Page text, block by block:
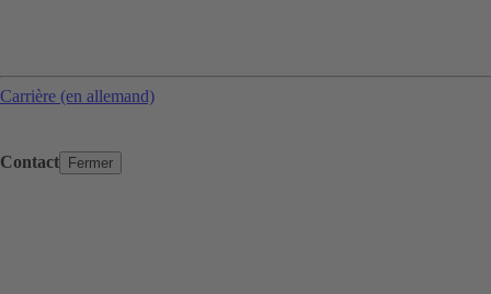
Contact Fermer
Carrière (en allemand)